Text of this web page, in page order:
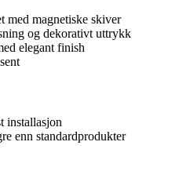
med magnetiske skiver
og dekorativt uttrykk
elegant finish
installasjon
enn standardprodukter